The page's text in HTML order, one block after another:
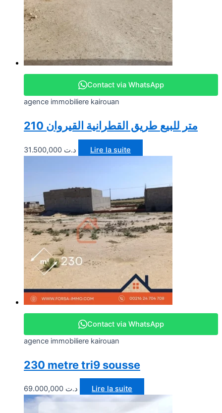
Contact via WhatsApp
agence immobiliere kairouan
210 متر للبيع طريق القطرانية القيروان
د.ت Lire la suite
Contact via WhatsApp
agence immobiliere kairouan
230 metre tri9 sousse
د.ت Lire la suite